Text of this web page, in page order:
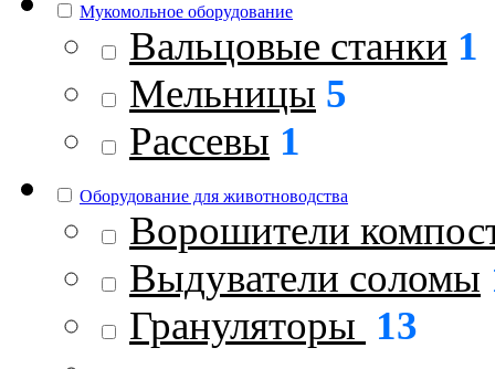
Мукомольное оборудование
Вальцовые станки 1
Мельницы 5
Рассевы 1
Оборудование для животноводства
Ворошители
Выдуватели соломы
Грануляторы 13